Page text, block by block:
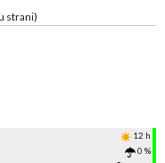
strani)
12 h
0 %